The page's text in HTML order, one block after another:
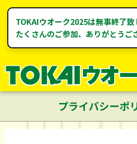
TOKAIウオーク2025は無事終了致
たくさんのご参加、ありがとうご
プライバシーポ